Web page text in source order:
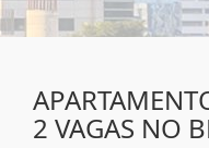
2 VAGAS NO